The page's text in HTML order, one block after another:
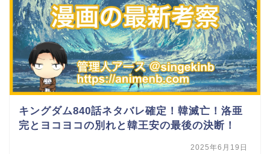
キングダム840話ネタバレ確定！韓滅亡！洛亜
完とヨコヨコの別れと韓王安の最後の決断！
2025年6月19日